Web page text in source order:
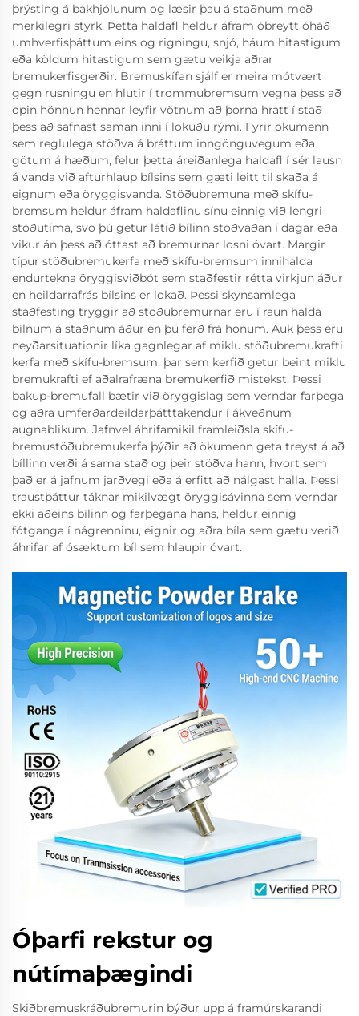
þrýsting á bakhjólunum og læsir þau á staðnum með
merkilegri styrk. Þetta haldafl heldur áfram óbreytt óháð
umhverfisþáttum eins og rigningu, snjó, háum hitastigum
eða köldum hitastigum sem gætu veikja aðrar
bremukerfisgerðir. Bremuskífan sjálf er meira mótvært
gegn rusningu en hlutir í trommubremsum vegna þess að
opin hönnun hennar leyfir vötnum að þorna hratt í stað
þess að safnast saman inni í lokuðu rými. Fyrir ökumenn
sem reglulega stöðva á bráttum inngönguvegum eða
götum á hæðum, felur þetta áreiðanlega haldafl í sér lausn
á vanda við afturhlaup bílsins sem gæti leitt til skaða á
eignum eða öryggisvanda. Stöðubremuna með skífu-
bremsum heldur áfram haldaflinu sínu einnig við lengri
stöðutíma, svo þú getur látið bílinn stöðvaðan í dagar eða
vikur án þess að óttast að bremurnar losni óvart. Margir
típur stöðubremukerfa með skífu-bremsum innihalda
endurtekna öryggisviðbót sem staðfestir rétta virkjun áður
en heildarrafrás bílsins er lokað. Þessi skynsamlega
staðfesting tryggir að stöðubremurnar eru í raun halda
bílnum á staðnum áður en þú ferð frá honum. Auk þess eru
neyðarsituationir líka gagnlegar af miklu stöðubremukrafti
kerfa með skífu-bremsum, þar sem kerfið getur beint miklu
bremukrafti ef aðalrafræna bremukerfið mistekst. Þessi
bakup-bremufall bætir við öryggislag sem verndar farþega
og aðra umferðardeildarþátttakendur í ákveðnum
augnablikum. Jafnvel áhrifamikil framleiðsla skífu-
bremustöðubremukerfa þýðir að ökumenn geta treyst á að
bíllinn verði á sama stað og þeir stöðva hann, hvort sem
það er á jafnum jarðvegi eða á erfitt að nálgast halla. Þessi
traustþáttur táknar mikilvægt öryggisávinna sem verndar
ekki aðeins bílinn og farþegana hans, heldur einnig
fótganga í nágrenninu, eignir og aðra bíla sem gætu verið
áhrifar af ósæktum bíl sem hlaupir óvart.
Óþarfi rekstur og
nútímaþægindi
Skiðbremuskráðubremurin býður upp á framúrskarandi